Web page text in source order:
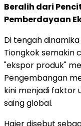
Beralih dari
Pemberdayaan
Di tengah
Tiongkok semakin
"ekspor produk"
Pengembangan
kini menjadi faktor
saing global.
Haier disebut